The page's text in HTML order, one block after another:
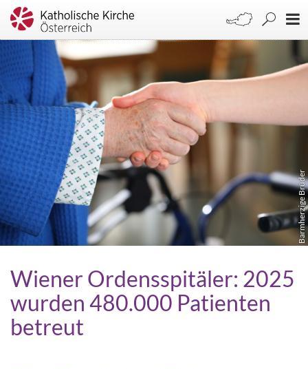
Barmherzige Brüder
Wiener Ordensspitäler: 2025
wurden 480.000 Patienten
betreut